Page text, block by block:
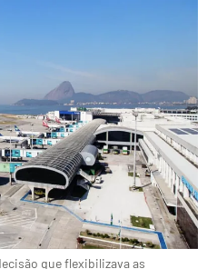
que flexibilizava as